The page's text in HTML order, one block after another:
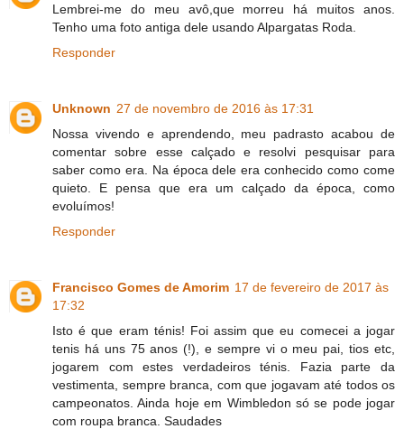
Lembrei-me do meu avô,que morreu há muitos anos.
Tenho uma foto antiga dele usando Alpargatas Roda.
Responder
Unknown 27 de novembro de 2016 às 17:31
Nossa vivendo e aprendendo, meu padrasto acabou de
comentar sobre esse calçado e resolvi pesquisar para
saber como era. Na época dele era conhecido como come
quieto. E pensa que era um calçado da época, como
evoluímos!
Responder
Francisco Gomes de Amorim 17 de fevereiro de 2017 às
17:32
Isto é que eram ténis! Foi assim que eu comecei a jogar
tenis há uns 75 anos (!), e sempre vi o meu pai, tios etc,
jogarem com estes verdadeiros ténis. Fazia parte da
vestimenta, sempre branca, com que jogavam até todos os
campeonatos. Ainda hoje em Wimbledon só se pode jogar
com roupa branca. Saudades